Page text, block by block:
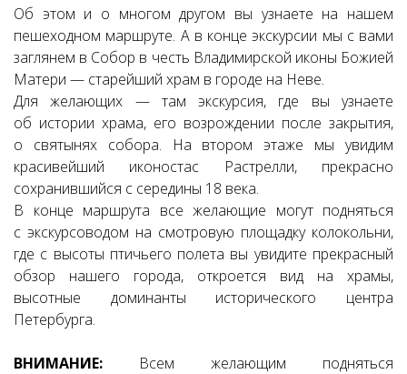
Об этом и о многом другом вы узнаете на нашем
пешеходном маршруте. А в конце экскурсии мы с вами
заглянем в Собор в честь Владимирской иконы Божией
Матери — старейший храм в городе на Неве.
Для желающих — там экскурсия, где вы узнаете
об истории храма, его возрождении после закрытия,
о святынях собора. На втором этаже мы увидим
красивейший иконостас Растрелли, прекрасно
сохранившийся с середины 18 века.
В конце маршрута все желающие могут подняться
с экскурсоводом на смотровую площадку колокольни,
где с высоты птичьего полета вы увидите прекрасный
обзор нашего города, откроется вид на храмы,
высотные доминанты исторического центра
Петербурга.
ВНИМАНИЕ: Всем желающим подняться